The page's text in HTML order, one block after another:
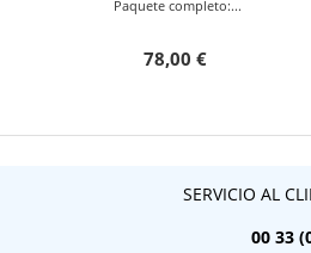
Paquete completo:...
78,00 €
SERVICIO AL
00 33